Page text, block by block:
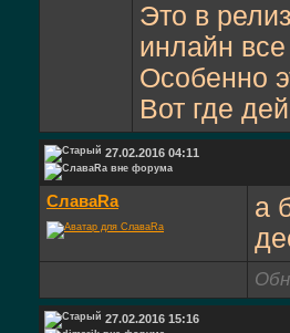
Это в
инлайн
Особенно
Вот где
27.02.2016 04:11
СлаваRa
а
27.02.2016 15:16